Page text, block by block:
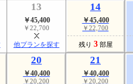
13
￥45,400
￥22,700
他プランを探す
14
￥45,400
￥22,700
残り 3 部屋
20
￥40,400
￥20,200
21
￥40,400
￥20,200